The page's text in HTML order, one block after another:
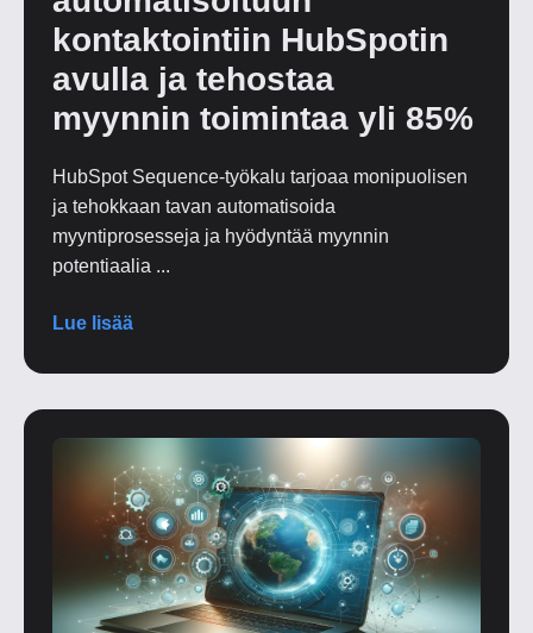
kontaktointiin HubSpotin
avulla ja tehostaa
myynnin toimintaa yli 85%
HubSpot Sequence-työkalu tarjoaa monipuolisen
ja tehokkaan tavan automatisoida
myyntiprosesseja ja hyödyntää myynnin
potentiaalia ...
Lue lisää